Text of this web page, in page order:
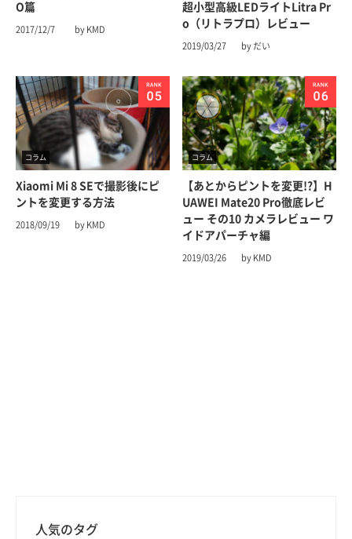
O篇
2017/12/7 by KMD
超小型高級LEDライトLitra Pr
o（リトラプロ）レビュー
2019/03/27 by だい
コラム
Xiaomi Mi 8 SEで撮影後にピ
ントを変更する方法
2018/09/19 by KMD
コラム
【あとからピントを変更!?】H
UAWEI Mate20 Pro徹底レビ
ュー その10 カメラレビュー ワ
イドアパーチャ編
2019/03/26 by KMD
人気のタグ